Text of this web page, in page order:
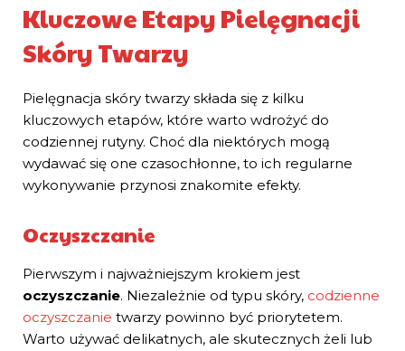
Kluczowe Etapy Pielęgnacji
Skóry Twarzy
Pielęgnacja skóry twarzy składa się z kilku
kluczowych etapów, które warto wdrożyć do
codziennej rutyny. Choć dla niektórych mogą
wydawać się one czasochłonne, to ich regularne
wykonywanie przynosi znakomite efekty.
Oczyszczanie
Pierwszym i najważniejszym krokiem jest
oczyszczanie. Niezależnie od typu skóry, codzienne
oczyszczanie twarzy powinno być priorytetem.
Warto używać delikatnych, ale skutecznych żeli lub